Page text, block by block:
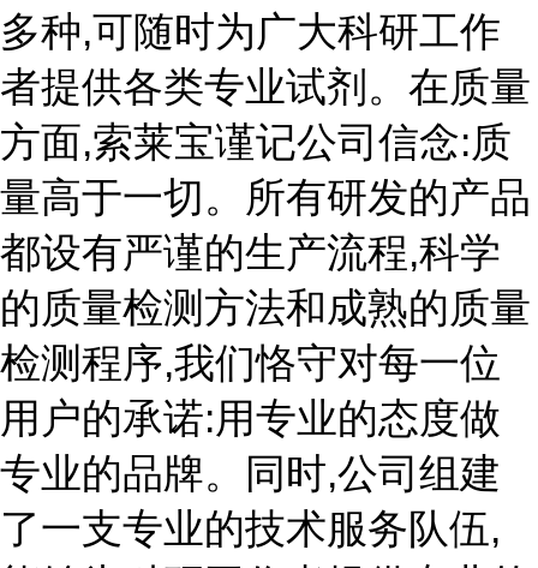
多种,可随时为广大科研工作
者提供各类专业试剂。在质量
方面,索莱宝谨记公司信念:质
量高于一切。所有研发的产品
都设有严谨的生产流程,科学
的质量检测方法和成熟的质量
检测程序,我们恪守对每一位
用户的承诺:用专业的态度做
专业的品牌。同时,公司组建
了一支专业的技术服务队伍,